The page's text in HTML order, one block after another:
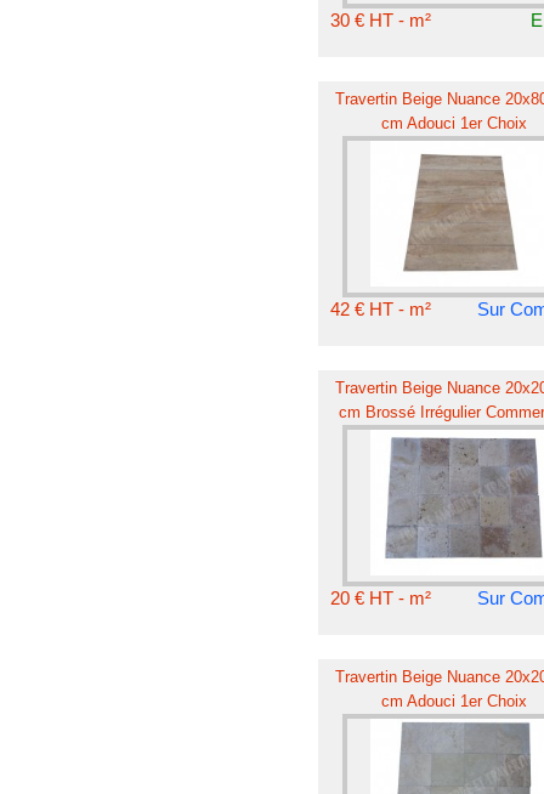
30 € HT - m²
Travertin Beige Nuance
cm Adouci 1er Choix
42 € HT - m² Sur
Travertin Beige Nuance
cm Brossé Irrégulier
20 € HT - m² Sur
Travertin Beige Nuance
cm Adouci 1er Choix